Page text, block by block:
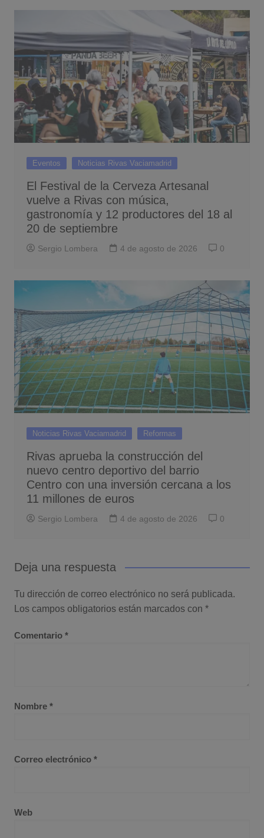
Eventos Noticias Rivas Vaciamadrid
El Festival de la Cerveza Artesanal
vuelve a Rivas con música,
gastronomía y 12 productores del 18 al
20 de septiembre
Sergio Lombera 4 de agosto de 2026 0
Noticias Rivas Vaciamadrid Reformas
Rivas aprueba la construcción del
nuevo centro deportivo del barrio
Centro con una inversión cercana a los
11 millones de euros
Sergio Lombera 4 de agosto de 2026 0
Deja una respuesta
Tu dirección de correo electrónico no será publicada.
Los campos obligatorios están marcados con *
Comentario *
Nombre *
Correo electrónico *
Web